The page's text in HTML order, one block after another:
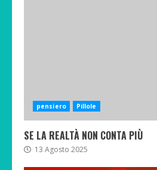
pensiero Pillole
SE LA REALTÀ NON CONTA PIÙ
13 Agosto 2025